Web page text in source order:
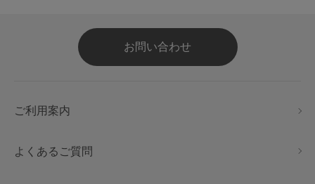
お問い合わせ
ご利用案内
よくあるご質問